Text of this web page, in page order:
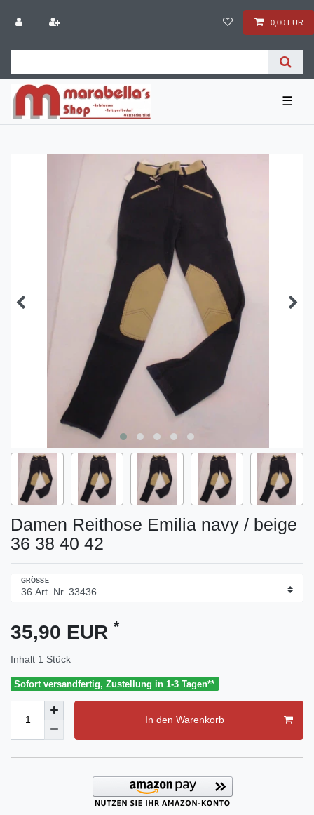
0,00 EUR
☰
Damen Reithose Emilia navy / beige
36 38 40 42
GRÖSSE
35,90 EUR *
Inhalt 1 Stück
Sofort versandfertig, Zustellung in 1-3 Tagen**
In den Warenkorb